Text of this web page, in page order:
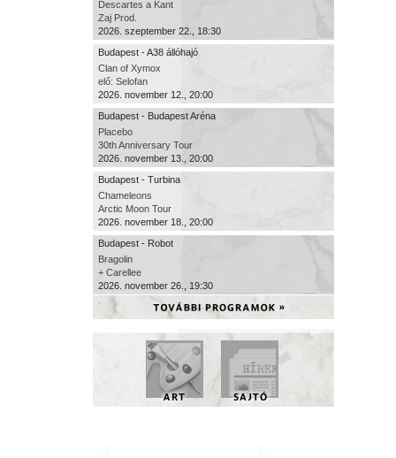
Descartes a Kant
Zaj Prod.
2026. szeptember 22., 18:30
Budapest - A38 állóhajó
Clan of Xymox
elő: Selofan
2026. november 12., 20:00
Budapest - Budapest Aréna
Placebo
30th Anniversary Tour
2026. november 13., 20:00
Budapest - Turbina
Chameleons
Arctic Moon Tour
2026. november 18., 20:00
Budapest - Robot
Bragolin
+ Carellee
2026. november 26., 19:30